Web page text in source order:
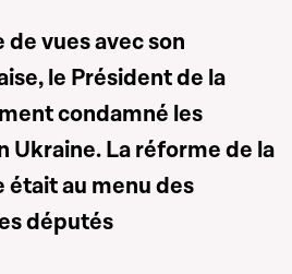
de vues avec son
le Président de la
condamné les
Ukraine. La réforme de la
était au menu des
députés